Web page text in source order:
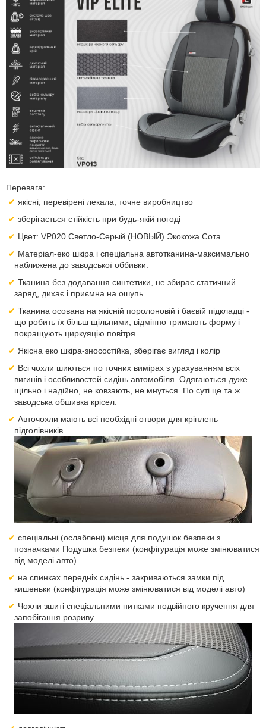
Перевага:
якісні, перевірені лекала, точне виробництво
зберігається стійкість при будь-якій погоді
Цвет: VP020 Светло-Серый.(НОВЫЙ) Экокожа.Сота
Матеріал-еко шкіра і спеціальна автотканина-максимально
наближена до заводської оббивки.
Тканина без додавання синтетики, не збирає статичний
заряд, дихає і приємна на ошупь
Тканина осована на якісній поролоновій і баєвій підкладці -
що робить їх більш щільними, відмінно тримають форму і
покращують циркуяцію повітря
Якісна еко шкіра-зносостійка, зберігає вигляд і колір
Всі чохли шиються по точних вимірах з урахуванням всіх
вигинів і особливостей сидінь автомобіля. Одягаються дуже
щільно і надійно, не ковзають, не мнуться. По суті це та ж
заводська обшивка крісел.
Авточохли мають всі необхідні отвори для кріплень
підголівників
спеціальні (ослаблені) місця для подушок безпеки з
позначками Подушка безпеки (конфігурація може змінюватися
від моделі авто)
на спинках передніх сидінь - закриваються замки під
кишеньки (конфігурація може змінюватися від моделі авто)
Чохли зшиті спеціальними нитками подвійного кручення для
запобігання розриву